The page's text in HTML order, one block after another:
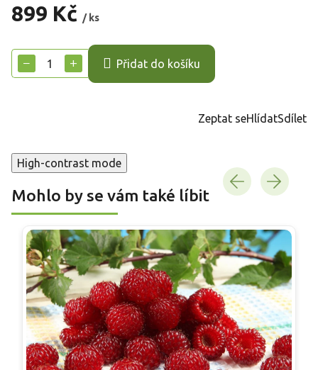
899 Kč / ks
cena:
+
− Přidat do košíku
Zeptat seHlídatSdílet
High-contrast mode
Mohlo by se vám také líbit